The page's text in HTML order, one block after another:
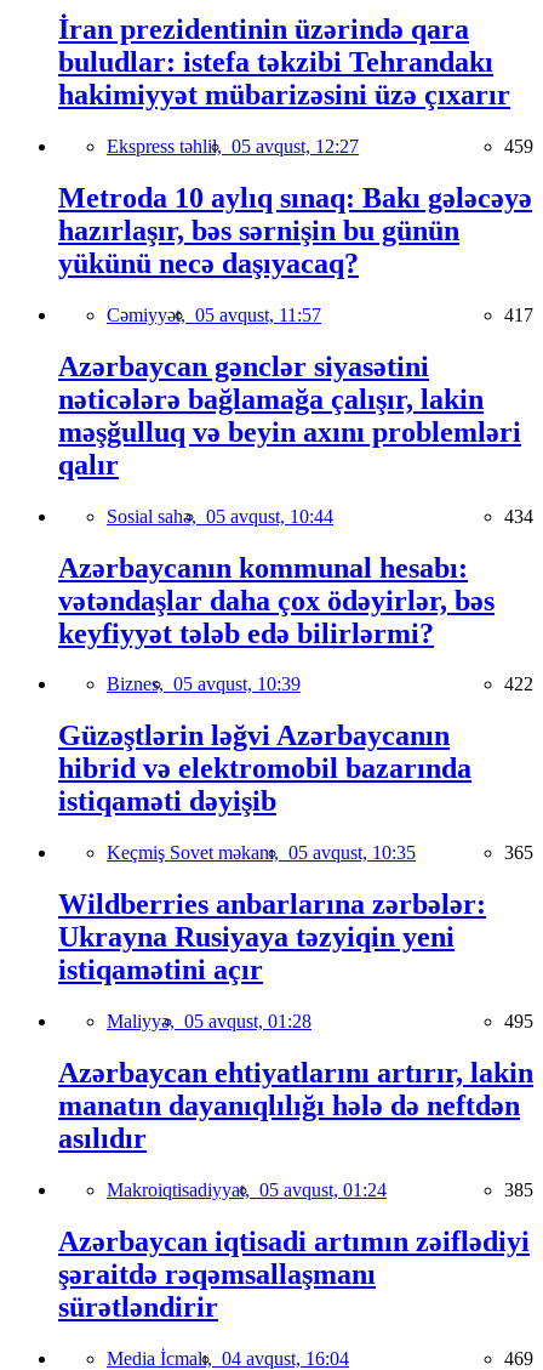
İran prezidentinin üzərində qara
buludlar: istefa təkzibi Tehrandakı
hakimiyyət mübarizəsini üzə çıxarır
Ekspress təhlil, 05 avqust, 12:27 459
Metroda 10 aylıq sınaq: Bakı gələcəyə
hazırlaşır, bəs sərnişin bu günün
yükünü necə daşıyacaq?
Cəmiyyət, 05 avqust, 11:57 417
Azərbaycan gənclər siyasətini
nəticələrə bağlamağa çalışır, lakin
məşğulluq və beyin axını problemləri
qalır
Sosial sahə, 05 avqust, 10:44 434
Azərbaycanın kommunal hesabı:
vətəndaşlar daha çox ödəyirlər, bəs
keyfiyyət tələb edə bilirlərmi?
Biznes, 05 avqust, 10:39 422
Güzəştlərin ləğvi Azərbaycanın
hibrid və elektromobil bazarında
istiqaməti dəyişib
Keçmiş Sovet məkanı, 05 avqust, 10:35 365
Wildberries anbarlarına zərbələr:
Ukrayna Rusiyaya təzyiqin yeni
istiqamətini açır
Maliyyə, 05 avqust, 01:28 495
Azərbaycan ehtiyatlarını artırır, lakin
manatın dayanıqlılığı hələ də neftdən
asılıdır
Makroiqtisadiyyat, 05 avqust, 01:24 385
Azərbaycan iqtisadi artımın zəiflədiyi
şəraitdə rəqəmsallaşmanı
sürətləndirir
Media İcmalı, 04 avqust, 16:04 469